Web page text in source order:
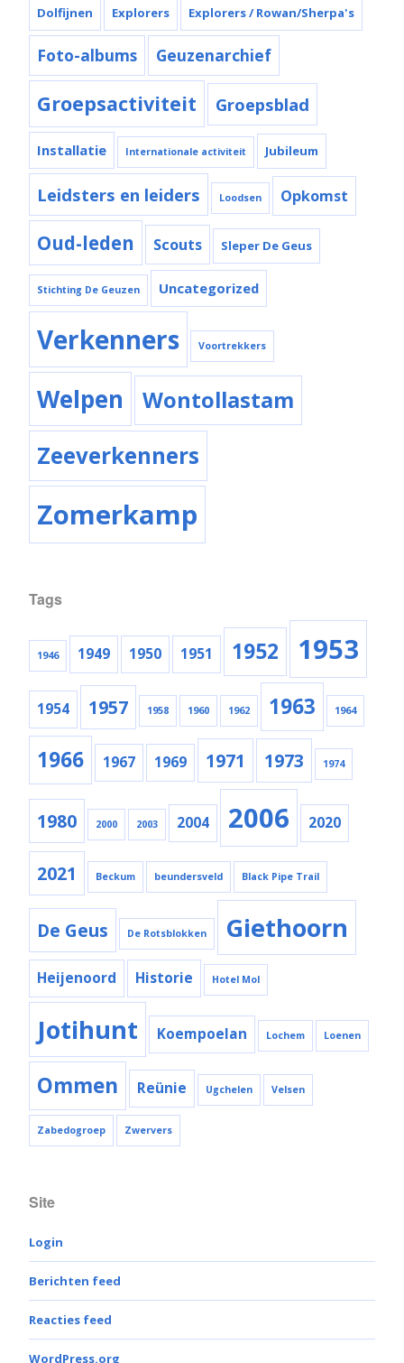
Dolfijnen Explorers Explorers / Rowan/Sherpa's
Foto-albums Geuzenarchief
Groepsactiviteit Groepsblad
Installatie Internationale activiteit Jubileum
Leidsters en leiders Loodsen Opkomst
Oud-leden Scouts Sleper De Geus
Stichting De Geuzen Uncategorized
Verkenners Voortrekkers
Welpen Wontollastam
Zeeverkenners
Zomerkamp
Tags
1946 1949 1950 1951 1952 1953
1954 1957 1958 1960 1962 1963 1964
1966 1967 1969 1971 1973 1974
1980 2000 2003 2004 2006 2020
2021 Beckum beundersveld Black Pipe Trail
De Geus De Rotsblokken Giethoorn
Heijenoord Historie Hotel Mol
Jotihunt Koempoelan Lochem Loenen
Ommen Reünie Ugchelen Velsen
Zabedogroep Zwervers
Site
Login
Berichten feed
Reacties feed
WordPress.org